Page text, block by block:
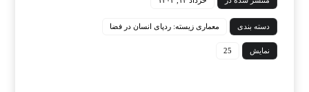
دسته بندی معماری زیسته: ردپای انسان در فضا
نمایش 25